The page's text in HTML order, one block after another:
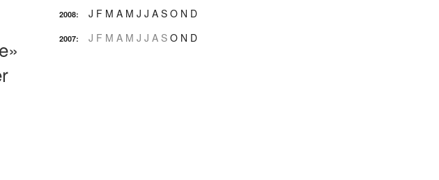
2008: J F M A M J J A S O N D
2007: J F M A M J J A S O N D